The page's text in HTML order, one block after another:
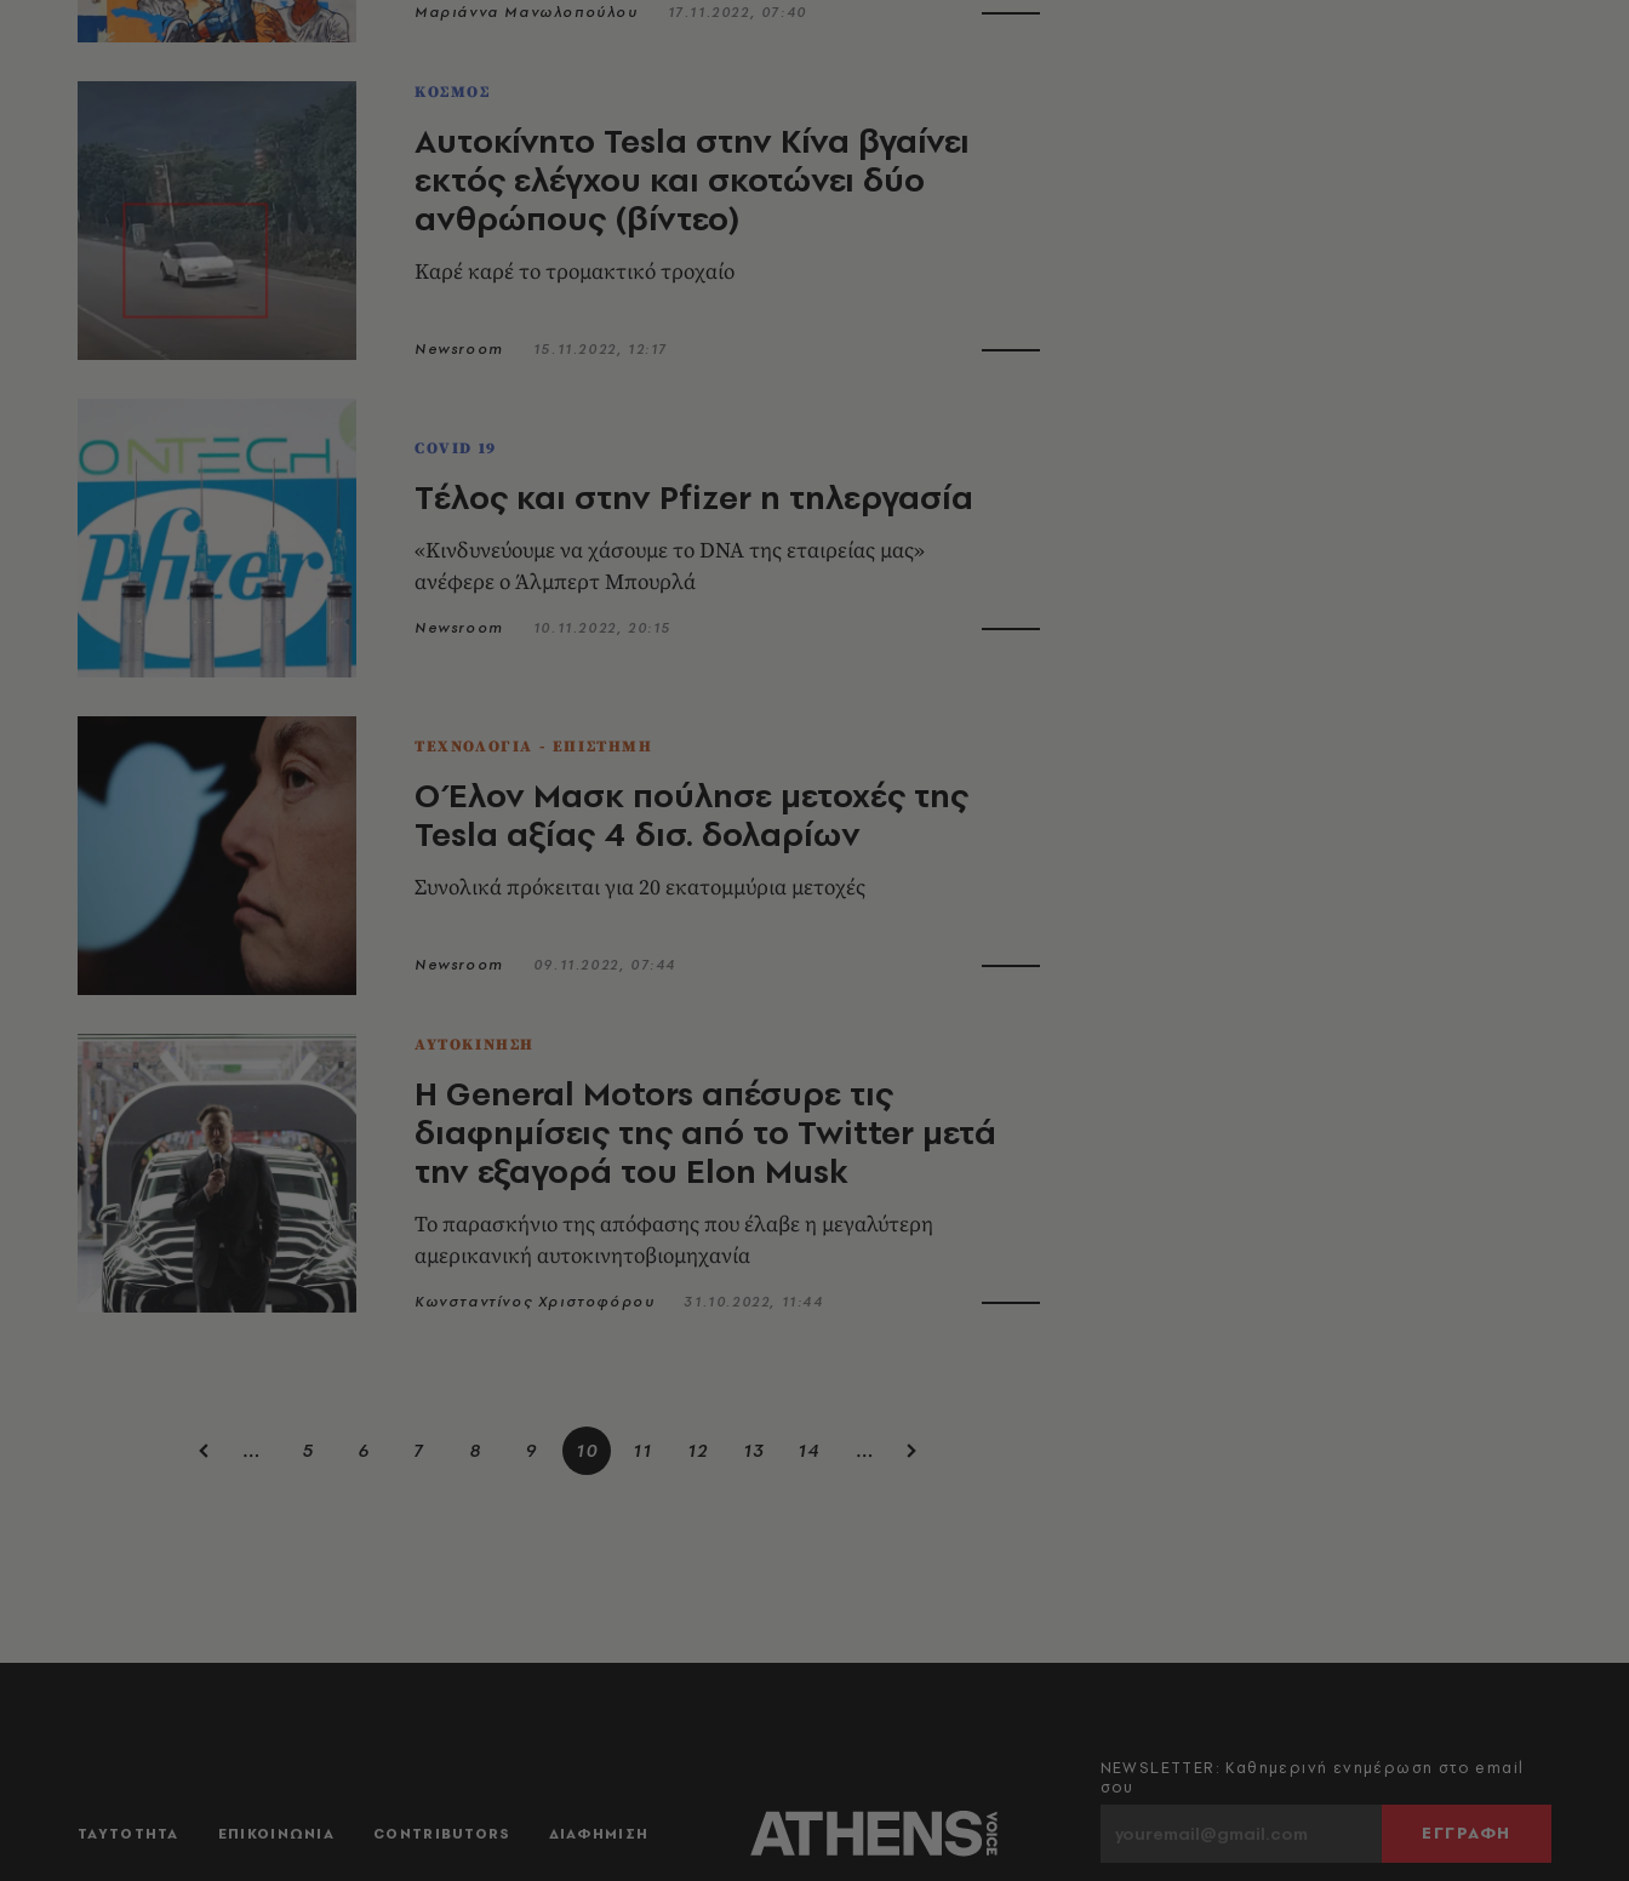
Μαριάννα Μανωλοπούλου 17.11.2022, 07:40
ΚΟΣΜΟΣ
Αυτοκίνητο Tesla στην Κίνα βγαίνει
εκτός ελέγχου και σκοτώνει δύο
ανθρώπους (βίντεο)
Καρέ καρέ το τρομακτικό τροχαίο
Newsroom 15.11.2022, 12:17
COVID 19
Tέλος και στην Pfizer η τηλεργασία
«Κινδυνεύουμε να χάσουμε το DNA της εταιρείας μας»
ανέφερε ο Άλμπερτ Μπουρλά
Newsroom 10.11.2022, 20:15
ΤΕΧΝΟΛΟΓΙΑ - ΕΠΙΣΤΗΜΗ
Ο Έλον Μασκ πούλησε μετοχές της
Tesla αξίας 4 δισ. δολαρίων
Συνολικά πρόκειται για 20 εκατομμύρια μετοχές
Newsroom 09.11.2022, 07:44
ΑΥΤΟΚΙΝΗΣΗ
Η General Motors απέσυρε τις
διαφημίσεις της από το Twitter μετά
την εξαγορά του Elon Musk
Το παρασκήνιο της απόφασης που έλαβε η μεγαλύτερη
αμερικανική αυτοκινητοβιομηχανία
Κωνσταντίνος Χριστοφόρου 31.10.2022, 11:44
… 5 6 7 8 9 10 11 12 13 14 …
ΤΑΥΤΟΤΗΤΑ ΕΠΙΚΟΙΝΩΝΙΑ CONTRIBUTORS ΔΙΑΦΗΜΙΣΗ
NEWSLETTER: Καθημερινή ενημέρωση στο email
σου
ΕΓΓΡΑΦΗ